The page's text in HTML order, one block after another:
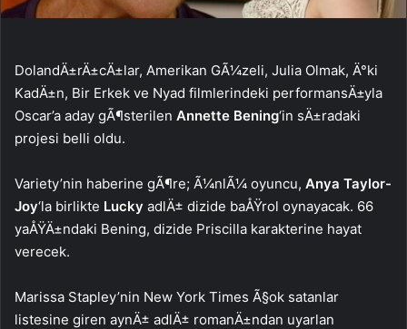
DolandÄ±rÄ±cÄ±lar, Amerikan GÃ¼zeli, Julia Olmak, Ä°ki
KadÄ±n, Bir Erkek ve Nyad filmlerindeki performansÄ±yla
Oscar’a aday gÃ¶sterilen Annette Bening‘in sÄ±radaki
projesi belli oldu.
Variety’nin haberine gÃ¶re; Ã¼nlÃ¼ oyuncu, Anya Taylor-
Joy‘la birlikte Lucky adlÄ± dizide baÅŸrol oynayacak. 66
yaÅŸÄ±ndaki Bening, dizide Priscilla karakterine hayat
verecek.
Marissa Stapley’nin New York Times Ã§ok satanlar
listesine giren aynÄ± adlÄ± romanÄ±ndan uyarlan